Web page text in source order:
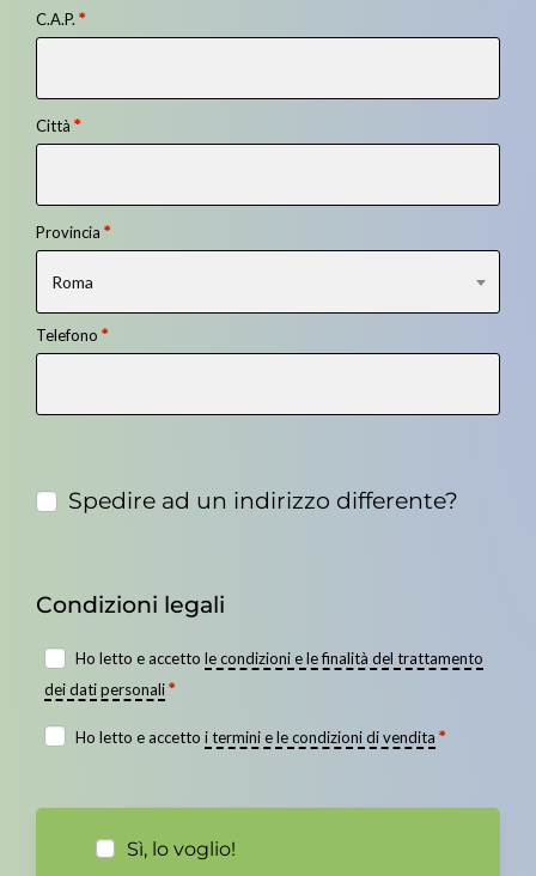
C.A.P. *
Città *
Provincia *
Roma
Telefono *
Spedire ad un indirizzo differente?
Condizioni legali
Ho letto e accetto le condizioni e le finalità del trattamento
dei dati personali*
Ho letto e accetto i termini e le condizioni di vendita *
Sì, lo voglio!